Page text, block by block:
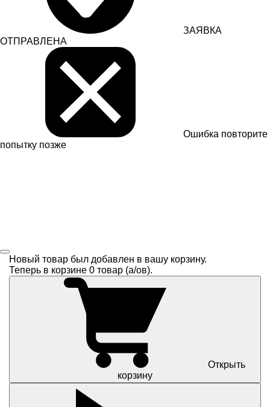
ЗАЯВКА
ОТПРАВЛЕНА
Ошибка повторите
попытку позже
Новый товар был добавлен в вашу корзину.
Теперь в корзине 0 товар (a/ов).
корзину